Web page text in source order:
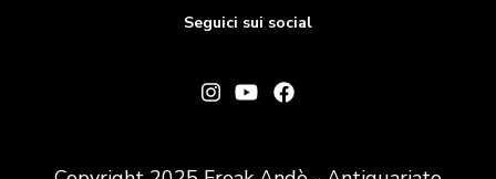
Seguici sui social